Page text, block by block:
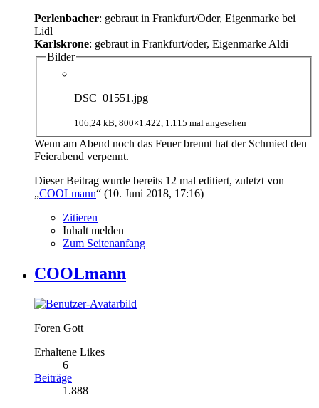
Perlenbacher: gebraut in Frankfurt/Oder, Eigenmarke bei
Lidl
Karlskrone: gebraut in Frankfurt/oder, Eigenmarke Aldi
Bilder
DSC_01551.jpg
106,24 kB, 800×1.422, 1.115 mal angesehen
Wenn am Abend noch das Feuer brennt hat der Schmied den
Feierabend verpennt.
Dieser Beitrag wurde bereits 12 mal editiert, zuletzt von
„COOLmann“ (10. Juni 2018, 17:16)
Zitieren
Inhalt melden
Zum Seitenanfang
COOLmann
Foren Gott
Erhaltene Likes
6
Beiträge
1.888